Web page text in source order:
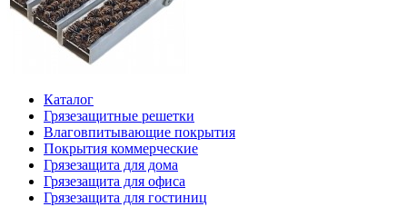
Каталог
Грязезащитные решетки
Влаговпитывающие покрытия
Покрытия коммерческие
Грязезащита для дома
Грязезащита для офиса
Грязезащита для гостиниц